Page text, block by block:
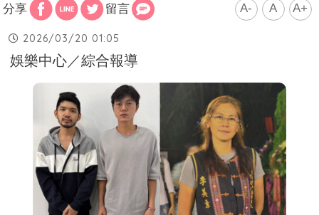
分享 留言 A- A A+
2026/03/20 01:05
娛樂中心／綜合報導